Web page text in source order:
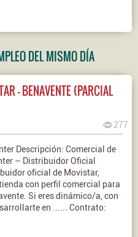
DEL MISMO DÍA
– BENAVENTE (PARCIAL
277
Descripción: Comercial de
– Distribuidor Oficial
oficial de Movistar,
con perfil comercial para
Si eres dinámico/a, con
en ...... Contrato: